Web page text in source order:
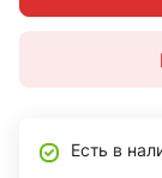
Есть в